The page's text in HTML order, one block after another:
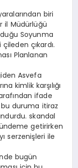
biri
il Müdürlüğü
Soyunma
çıkardı.
Planlanan
Asvefa
kimlik karşılığı
ifade
duruma itiraz
skandal
getirirken
serzenişleri ile
bugün